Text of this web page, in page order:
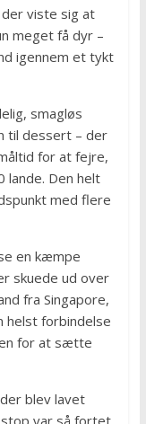
viste sig at
meget få dyr –
igennem et tykt
smagløs
til dessert – der
for at fejre,
lande. Den helt
med flere
en kæmpe
skuede ud over
fra Singapore,
helst forbindelse
for at sætte
blev lavet